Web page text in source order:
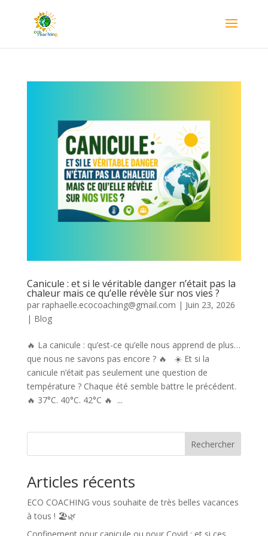
Canicule : et si le véritable danger n’était pas la
chaleur mais ce qu’elle révèle sur nos vies ?
par raphaelle.ecocoaching@gmail.com | Juin 23, 2026
| Blog
🔥 La canicule : qu’est-ce qu’elle nous apprend de plus…
que nous ne savons pas encore ? 🔥 ☀️ Et si la
canicule n’était pas seulement une question de
température ? Chaque été semble battre le précédent.
🔥 37°C. 40°C. 42°C 🔥 ...
Rechercher
Articles récents
ECO COACHING vous souhaite de très belles vacances
à tous ! 🏖️🌿